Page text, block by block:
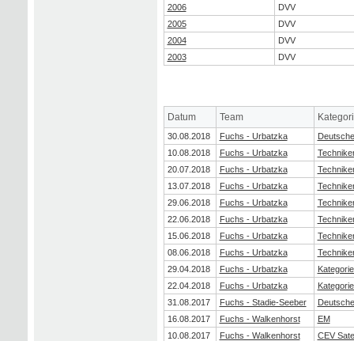
2006
DVV
2005
DVV
2004
DVV
2003
DVV
Datum Team
30.08.2018 Fuchs - Urbatzka
10.08.2018
Fuchs - Urbatzka
20.07.2018
Fuchs - Urbatzka
13.07.2018
Fuchs - Urbatzka
29.06.2018
Fuchs - Urbatzka
22.06.2018
Fuchs - Urbatzka
15.06.2018
Fuchs - Urbatzka
08.06.2018
Fuchs - Urbatzka
29.04.2018
Fuchs - Urbatzka
22.04.2018
Fuchs - Urbatzka
31.08.2017
Fuchs - Stadie-Seeber
16.08.2017
Fuchs - Walkenhorst
EM
10.08.2017
Fuchs - Walkenhorst
CEV